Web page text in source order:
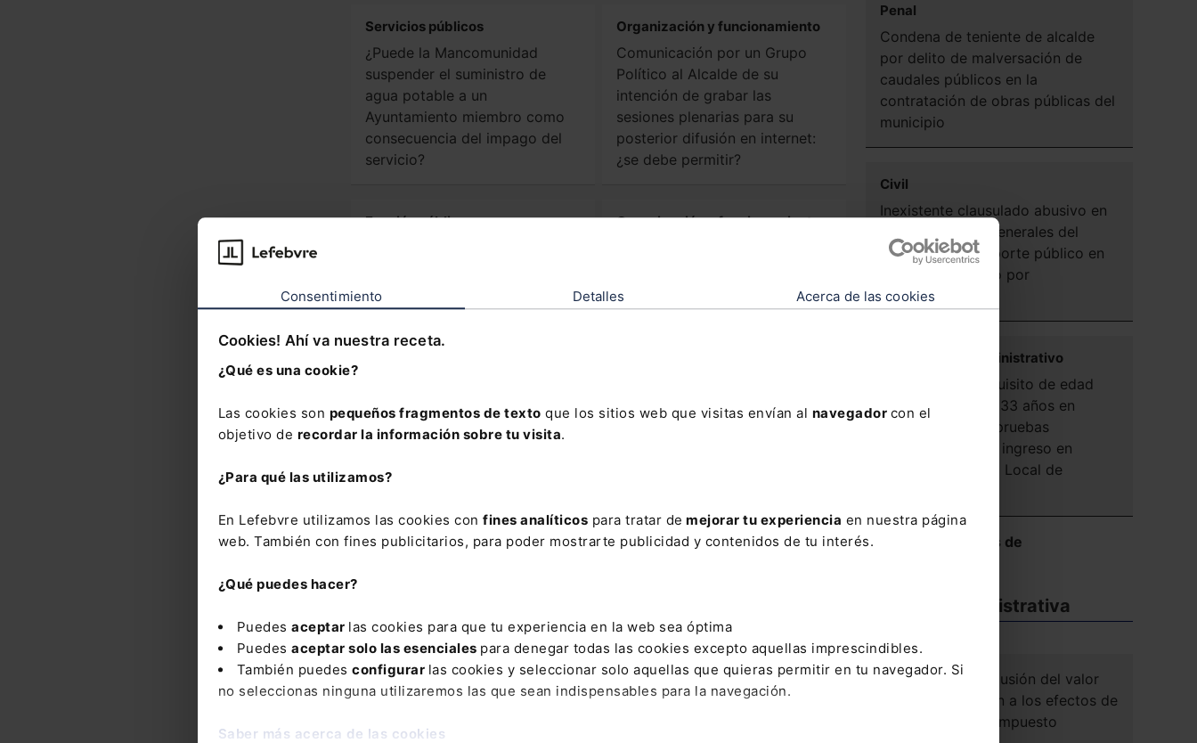
Consentimiento Detalles Acerca de las cookies
Cookies! Ahí va nuestra receta.
¿Qué es una cookie?
Las cookies son pequeños fragmentos de texto que los sitios web que visitas envían al navegador con el
objetivo de recordar la información sobre tu visita.
¿Para qué las utilizamos?
En Lefebvre utilizamos las cookies con fines analíticos para tratar de mejorar tu experiencia en nuestra página
web. También con fines publicitarios, para poder mostrarte publicidad y contenidos de tu interés.
¿Qué puedes hacer?
Puedes aceptar las cookies para que tu experiencia en la web sea óptima
Puedes aceptar solo las esenciales para denegar todas las cookies excepto aquellas imprescindibles.
También puedes configurar las cookies y seleccionar solo aquellas que quieras permitir en tu navegador. Si
no seleccionas ninguna utilizaremos las que sean indispensables para la navegación.
Saber más acerca de las cookies
Servicios públicos
¿Puede la Mancomunidad
suspender el suministro de
agua potable a un
Ayuntamiento miembro como
consecuencia del impago del
servicio?
Organización y funcionamiento
Comunicación por un Grupo
Político al Alcalde de su
intención de grabar las
sesiones plenarias para su
posterior difusión en internet:
¿se debe permitir?
Función pública
contratación de personal
temporal en el Ayuntamiento,
¿es necesaria autorización
Organización y funcionamiento
si no emite voto? ¿Cómo se
reflejaría en el acta?
Ver más Consultas
UNIÓN EUROPEA Recomendación (UE) 2017/1805 de la Comisión,
de 3 de octubre de 2017, sobre la profesionalización de la
Penal
Condena de teniente de alcalde
por delito de malversación de
caudales públicos en la
contratación de obras públicas del
municipio
Civil
Inexistente clausulado abusivo en
las condiciones generales del
servicio de transporte público en
bicicleta prestado por
Ayuntamiento
Contencioso-administrativo
Legalidad del requisito de edad
máxima fijado en 33 años en
convocatoria de pruebas
selectivas para el ingreso en
Cuerpo de Policía Local de
Ver más Reseñas de
Doctrina administrativa
DGT. IIVTNU. Exclusión del valor
de la construcción a los efectos de
la liquidación de impuesto